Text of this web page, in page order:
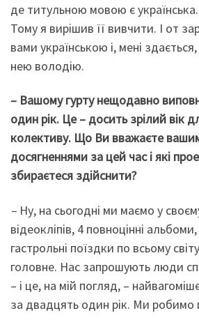
де титульною мовою є
Тому я вирішив її вивчити. І от
вами українською і, мені
нею володію.
– Вашому гурту нещодавно
один рік. Це – досить зрілий вік
колективу. Що Ви вважаєте
досягненнями за цей час і які
збираєтеся здійснити?
– Ну, на сьогодні ми маємо у
відеокліпів, 4 повноцінні
гастрольні поїздки по всьому
головне. Нас запрошують люди
– і це, на мій погляд, –
за двадцять один рік. Ми робимо